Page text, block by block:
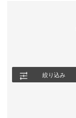
絞り込み